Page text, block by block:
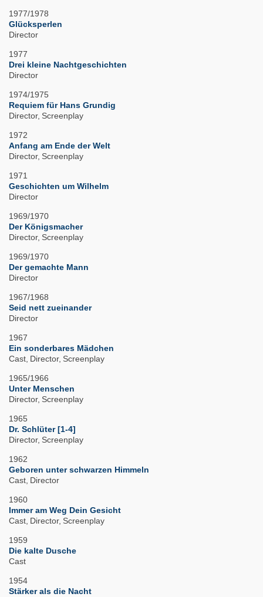
1977/1978
Glücksperlen
Director
1977
Drei kleine Nachtgeschichten
Director
1974/1975
Requiem für Hans Grundig
Director Screenplay
1972
Anfang am Ende der Welt
Director Screenplay
1971
Geschichten um Wilhelm
Director
1969/1970
Der Königsmacher
Director Screenplay
1969/1970
Der gemachte Mann
Director
1967/1968
Seid nett zueinander
Director
1967
Ein sonderbares Mädchen
Cast Director Screenplay
1965/1966
Unter Menschen
Director Screenplay
1965
Dr. Schlüter [1-4]
Director Screenplay
1962
Geboren unter schwarzen Himmeln
Cast Director
1960
Immer am Weg Dein Gesicht
Cast Director Screenplay
1959
Die kalte Dusche
Cast
1954
Stärker als die Nacht